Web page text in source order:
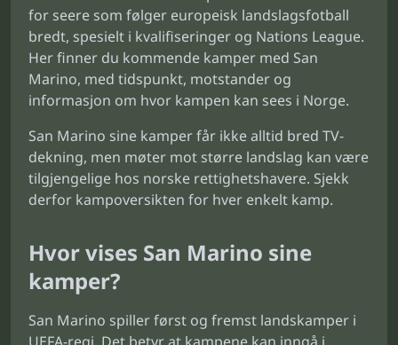
for seere som følger europeisk landslagsfotball
bredt, spesielt i kvalifiseringer og Nations League.
Her finner du kommende kamper med San
Marino, med tidspunkt, motstander og
informasjon om hvor kampen kan sees i Norge.
San Marino sine kamper får ikke alltid bred TV-
dekning, men møter mot større landslag kan være
tilgjengelige hos norske rettighetshavere. Sjekk
derfor kampoversikten for hver enkelt kamp.
Hvor vises San Marino sine
kamper?
San Marino spiller først og fremst landskamper i